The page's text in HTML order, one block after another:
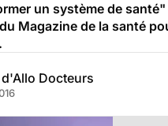
un système de
Magazine de la santé
Docteurs